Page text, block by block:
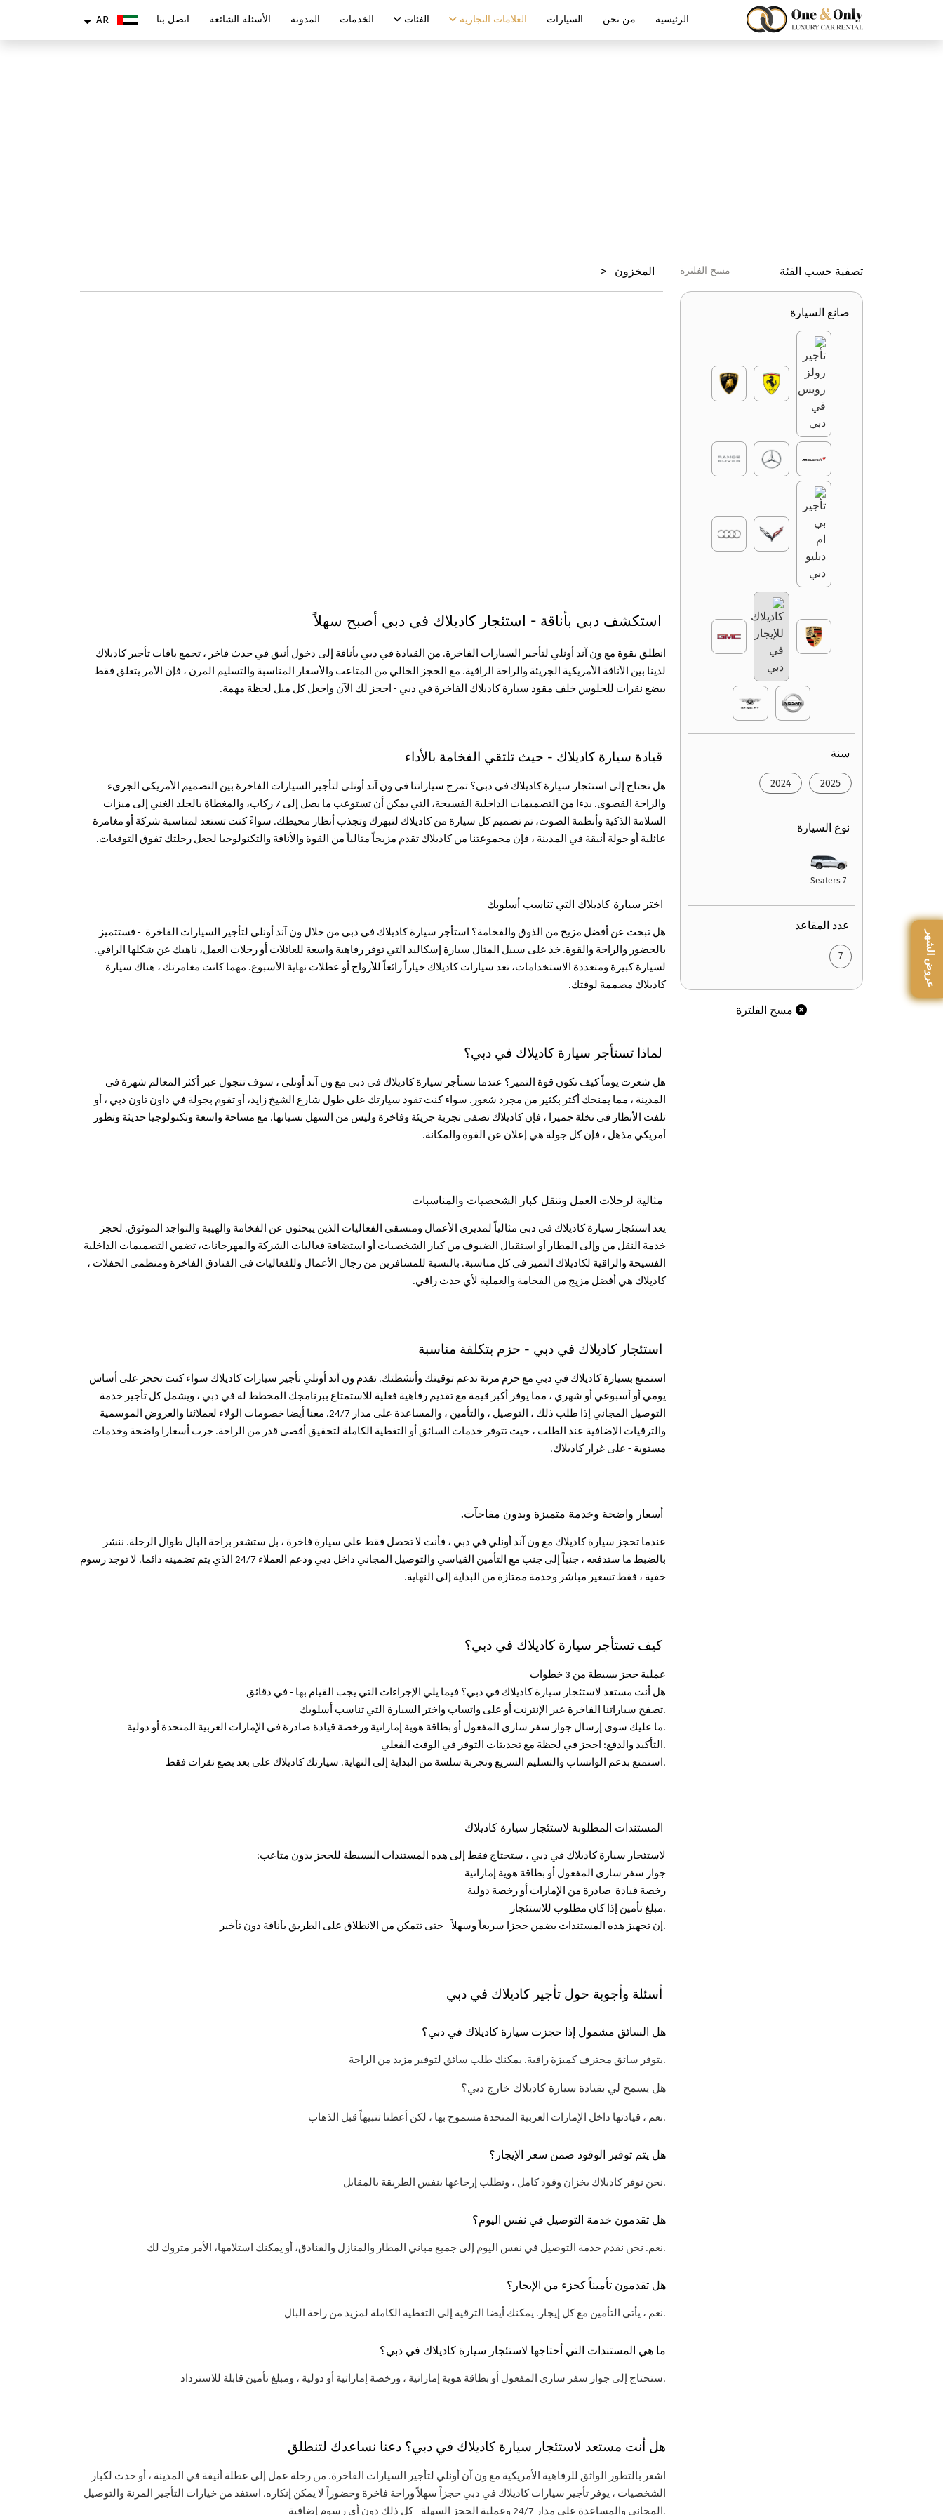
الرئيسية من نحن السيارات العلامات التجارية الفئات الخدمات المدونة الأسئلة الشائعة اتصل بنا
تصفية حسب الفئة مسح الفلترة
صانع السيارة
سنة
2025
2024
نوع السيارة
7 Seaters
عدد المقاعد
7
مسح الفلترة
المخزون <
استكشف دبي بأناقة - استئجار كاديلاك في دبي أصبح سهلاً
انطلق بقوة مع ون آند أونلي لتأجير السيارات الفاخرة. من القيادة في دبي بأناقة إلى دخول أنيق في حدث فاخر ، تجمع باقات تأجير كاديلاك
لدينا بين الأناقة الأمريكية الجريئة والراحة الراقية. مع الحجز الخالي من المتاعب والأسعار المناسبة والتسليم المرن ، فإن الأمر يتعلق فقط
ببضع نقرات للجلوس خلف مقود سيارة كاديلاك الفاخرة في دبي - احجز لك الآن واجعل كل ميل لحظة مهمة.
قيادة سيارة كاديلاك - حيث تلتقي الفخامة بالأداء
هل تحتاج إلى استئجار سيارة كاديلاك في دبي؟ تمزج سياراتنا في ون آند أونلي لتأجير السيارات الفاخرة بين التصميم الأمريكي الجريء
والراحة القصوى. بدءا من التصميمات الداخلية الفسيحة، التي يمكن أن تستوعب ما يصل إلى 7 ركاب، والمغطاة بالجلد الغني إلى ميزات
السلامة الذكية وأنظمة الصوت، تم تصميم كل سيارة من كاديلاك لتبهرك وتجذب أنظار محيطك. سواءً كنت تستعد لمناسبة شركة أو مغامرة
عائلية أو جولة أنيقة في المدينة ، فإن مجموعتنا من كاديلاك تقدم مزيجاً مثالياً من القوة والأناقة والتكنولوجيا لجعل رحلتك تفوق التوقعات.
اختر سيارة كاديلاك التي تناسب أسلوبك
هل تبحث عن أفضل مزيج من الذوق والفخامة؟ استأجر سيارة كاديلاك في دبي من خلال ون آند أونلي لتأجير السيارات الفاخرة - فستتميز
بالحضور والراحة والقوة. خذ على سبيل المثال سيارة إسكاليد التي توفر رفاهية واسعة للعائلات أو رحلات العمل، ناهيك عن شكلها الراقي.
لسيارة كبيرة ومتعددة الاستخدامات، تعد سيارات كاديلاك خياراً رائعاً للأزواج أو عطلات نهاية الأسبوع. مهما كانت مغامرتك ، هناك سيارة
كاديلاك مصممة لوقتك.
لماذا تستأجر سيارة كاديلاك في دبي؟
هل شعرت يوماً كيف تكون قوة التميز؟ عندما تستأجر سيارة كاديلاك في دبي مع ون آند أونلي ، سوف تتجول عبر أكثر المعالم شهرة في
المدينة ، مما يمنحك أكثر بكثير من مجرد شعور. سواء كنت تقود سيارتك على طول شارع الشيخ زايد، أو تقوم بجولة في داون تاون دبي ، أو
تلفت الأنظار في نخلة جميرا ، فإن كاديلاك تضفي تجربة جريئة وفاخرة وليس من السهل نسيانها. مع مساحة واسعة وتكنولوجيا حديثة وتطور
أمريكي مذهل ، فإن كل جولة هي إعلان عن القوة والمكانة.
مثالية لرحلات العمل وتنقل كبار الشخصيات والمناسبات
يعد استئجار سيارة كاديلاك في دبي مثالياً لمديري الأعمال ومنسقي الفعاليات الذين يبحثون عن الفخامة والهيبة والتواجد الموثوق. لحجز
خدمة النقل من وإلى المطار أو استقبال الضيوف من كبار الشخصيات أو استضافة فعاليات الشركة والمهرجانات، تضمن التصميمات الداخلية
الفسيحة والراقية لكاديلاك التميز في كل مناسبة. بالنسبة للمسافرين من رجال الأعمال وللفعاليات في الفنادق الفاخرة ومنظمي الحفلات ،
كاديلاك هي أفضل مزيج من الفخامة والعملية لأي حدث راقي.
استئجار كاديلاك في دبي - حزم بتكلفة مناسبة
استمتع بسيارة كاديلاك في دبي مع حزم مرنة تدعم توقيتك وأنشطتك. تقدم ون آند أونلي تأجير سيارات كاديلاك سواء كنت تحجز على أساس
يومي أو أسبوعي أو شهري ، مما يوفر أكبر قيمة مع تقديم رفاهية فعلية للاستمتاع ببرنامجك المخطط له في دبي ، ويشمل كل تأجير خدمة
التوصيل المجاني إذا طلب ذلك ، التوصيل ، والتأمين ، والمساعدة على مدار 24/7. معنا أيضا خصومات الولاء لعملائنا والعروض الموسمية
والترقيات الإضافية عند الطلب ، حيث تتوفر خدمات السائق أو التغطية الكاملة لتحقيق أقصى قدر من الراحة. جرب أسعارا واضحة وخدمات
مستوية - على غرار كاديلاك.
أسعار واضحة وخدمة متميزة وبدون مفاجآت.
عندما تحجز سيارة كاديلاك مع ون آند أونلي في دبي ، فأنت لا تحصل فقط على سيارة فاخرة ، بل ستشعر براحة البال طوال الرحلة. ننشر
بالضبط ما ستدفعه ، جنباً إلى جنب مع التأمين القياسي والتوصيل المجاني داخل دبي ودعم العملاء 24/7 الذي يتم تضمينه دائما. لا توجد رسوم
خفية ، فقط تسعير مباشر وخدمة ممتازة من البداية إلى النهاية.
كيف تستأجر سيارة كاديلاك في دبي؟
عملية حجز بسيطة من 3 خطوات
هل أنت مستعد لاستئجار سيارة كاديلاك في دبي؟ فيما يلي الإجراءات التي يجب القيام بها - في دقائق
تصفح سياراتنا الفاخرة عبر الإنترنت أو على واتساب واختر السيارة التي تناسب أسلوبك.
ما عليك سوى إرسال جواز سفر ساري المفعول أو بطاقة هوية إماراتية ورخصة قيادة صادرة في الإمارات العربية المتحدة أو دولية.
التأكيد والدفع: احجز في لحظة مع تحديثات التوفر في الوقت الفعلي.
استمتع بدعم الواتساب والتسليم السريع وتجربة سلسة من البداية إلى النهاية. سيارتك كاديلاك على بعد بضع نقرات فقط.
المستندات المطلوبة لاستئجار سيارة كاديلاك
لاستئجار سيارة كاديلاك في دبي ، ستحتاج فقط إلى هذه المستندات البسيطة للحجز بدون متاعب:
جواز سفر ساري المفعول أو بطاقة هوية إماراتية
رخصة قيادة صادرة من الإمارات أو رخصة دولية
مبلغ تأمين إذا كان مطلوب للاستئجار.
إن تجهيز هذه المستندات يضمن حجزا سريعاً وسهلاً - حتى تتمكن من الانطلاق على الطريق بأناقة دون تأخير.
أسئلة وأجوبة حول تأجير كاديلاك في دبي
هل السائق مشمول إذا حجزت سيارة كاديلاك في دبي؟
يتوفر سائق محترف كميزة راقية. يمكنك طلب سائق لتوفير مزيد من الراحة.
هل يسمح لي بقيادة سيارة كاديلاك خارج دبي؟
نعم ، قيادتها داخل الإمارات العربية المتحدة مسموح بها ، لكن أعطنا تنبيهاً قبل الذهاب.
هل يتم توفير الوقود ضمن سعر الإيجار؟
نحن نوفر كاديلاك بخزان وقود كامل ، ونطلب إرجاعها بنفس الطريقة بالمقابل.
هل تقدمون خدمة التوصيل في نفس اليوم؟
نعم. نحن نقدم خدمة التوصيل في نفس اليوم إلى جميع مباني المطار والمنازل والفنادق، أو يمكنك استلامها، الأمر متروك لك.
هل تقدمون تأميناً كجزء من الإيجار؟
نعم ، يأتي التأمين مع كل إيجار. يمكنك أيضا الترقية إلى التغطية الكاملة لمزيد من راحة البال.
ما هي المستندات التي أحتاجها لاستئجار سيارة كاديلاك في دبي؟
ستحتاج إلى جواز سفر ساري المفعول أو بطاقة هوية إماراتية ، ورخصة إماراتية أو دولية ، ومبلغ تأمين قابلة للاسترداد.
هل أنت مستعد لاستئجار سيارة كاديلاك في دبي؟ دعنا نساعدك لتنطلق
اشعر بالتطور الواثق للرفاهية الأمريكية مع ون آن أونلي لتأجير السيارات الفاخرة. من رحلة عمل إلى عطلة أنيقة في المدينة ، أو حدث لكبار
الشخصيات ، يوفر تأجير سيارات كاديلاك في دبي حجزاً سهلاً وراحة فاخرة وحضوراً لا يمكن إنكاره. استفد من خيارات التأجير المرنة والتوصيل
المجاني والمساعدة على مدار 24/7 وعملية الحجز السهلة - كل ذلك دون أي رسوم إضافية.
عروض الشهر